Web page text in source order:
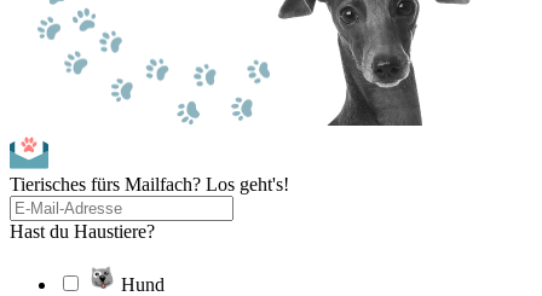
Tierisches fürs Mailfach? Los geht's!
Hast du Haustiere?
Hund